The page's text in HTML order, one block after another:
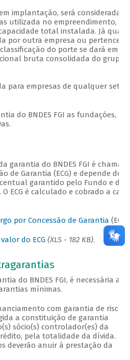
implantação, será considerada a
utilizada no empreendimento,
total instalada. Já
por outra empresa ou pertencer a
do porte se dará em
bruta consolidada do
para empresas de qualquer setor
do BNDES FGI as fundações,
garantia do BNDES FGI é
de Garantia (ECG) e depende do
garantido pelo Fundo e do
ECG é calculado e cobrado a cada
por Concessão de Garantia (ECG).
do ECG (XLS - 182 KB).
do BNDES FGI, é necessária a
mínimas.
com garantia de risco
a constituição de garantia
sócio(s) controlador(es) da
pela totalidade da dívida.
deverão anuir à prestação da